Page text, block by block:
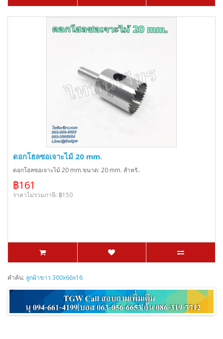
ดอกโฮลซอเจาะไม้ 20 mm.
ดอกโฮลซอเจาะไม้ 20 mm.ขนาด: 20 mm. สำหรั..
฿161
ราคาไม่รวมภาษี: ฿150
คำค้น: ลูกผ้าขาว 300x66x16